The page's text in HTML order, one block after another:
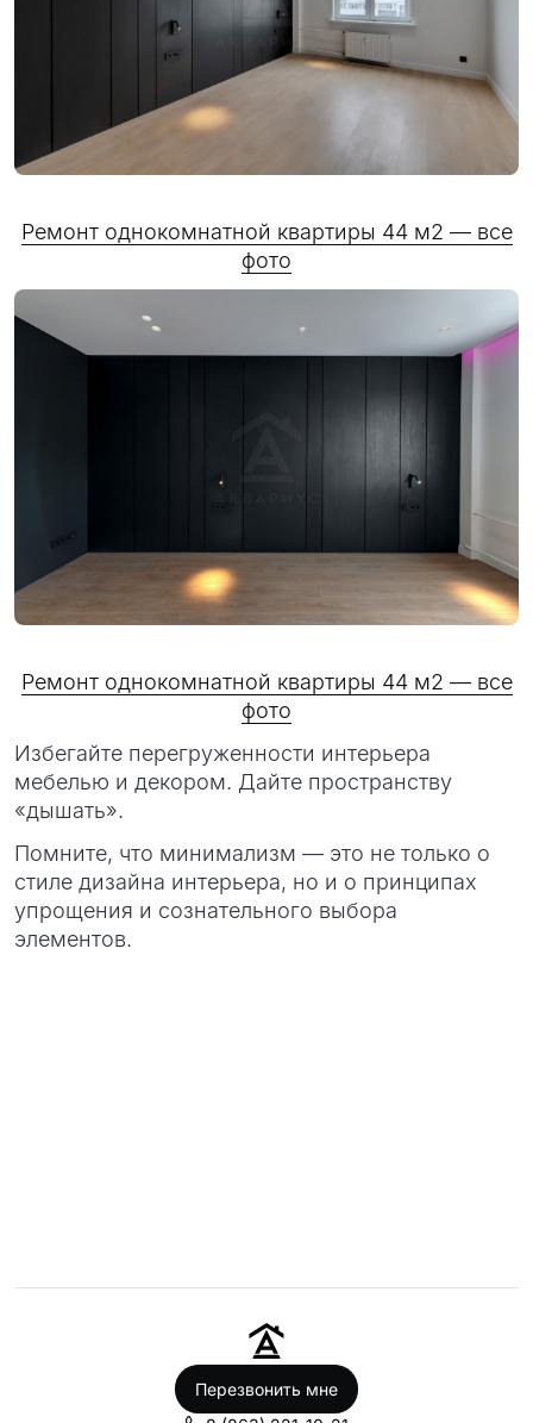
Ремонт однокомнатной квартиры 44 м2 — все
фото
Ремонт однокомнатной квартиры 44 м2 — все
фото
Избегайте перегруженности интерьера
мебелью и декором. Дайте пространству
«дышать».
Помните, что минимализм — это не только о
стиле дизайна интерьера, но и о принципах
упрощения и сознательного выбора
элементов.
Перезвонить мне